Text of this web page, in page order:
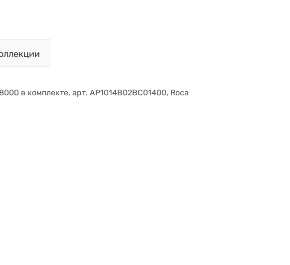
в комплекте, арт. AP1014B02BC01400, Roca